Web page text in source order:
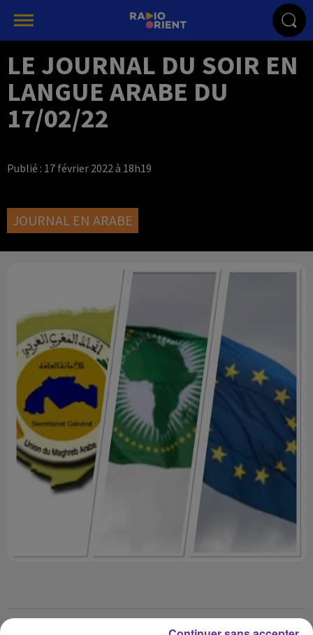
LE JOURNAL DU SOIR EN
LANGUE ARABE DU
17/02/22
Publié : 17 février 2022 à 18h19
JOURNAL EN ARABE